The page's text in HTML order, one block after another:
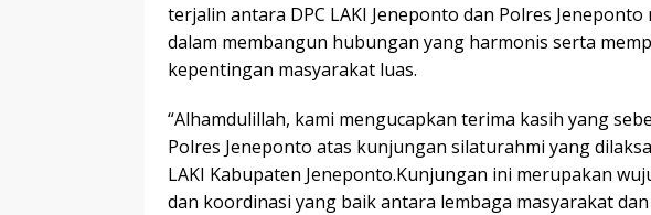
terjalin antara DPC LAKI Jeneponto dan Polres
dalam membangun hubungan yang harmonis serta
kepentingan masyarakat luas.
“Alhamdulillah, kami mengucapkan terima kasih yang
Polres Jeneponto atas kunjungan silaturahmi yang
LAKI Kabupaten Jeneponto.Kunjungan ini merupakan
dan koordinasi yang baik antara lembaga masyarakat